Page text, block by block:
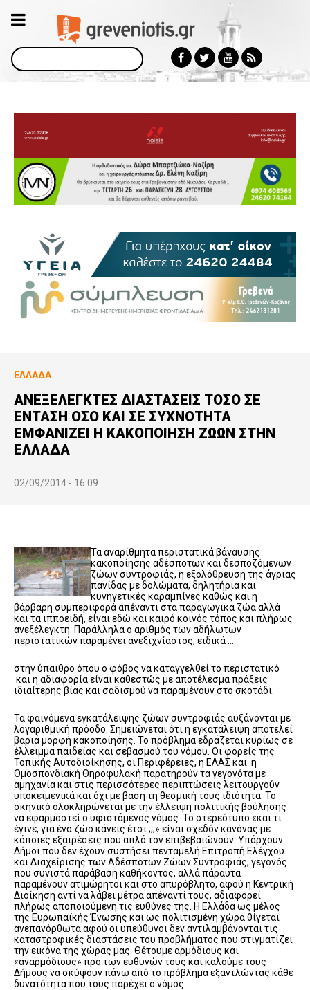
Αναζήτηση
ΕΛΛΆΔΑ
ΑΝΕΞΕΛΕΓΚΤΕΣ ΔΙΑΣΤΑΣΕΙΣ ΤΟΣΟ ΣΕ
ΕΝΤΑΣΗ ΟΣΟ ΚΑΙ ΣΕ ΣΥΧΝΟΤΗΤΑ
ΕΜΦΑΝΙΖΕΙ Η ΚΑΚΟΠΟΙΗΣΗ ΖΩΩΝ ΣΤΗΝ
ΕΛΛΑΔΑ
02/09/2014 - 16:09
Τα αναρίθμητα περιστατικά βάναυσης
κακοποίησης αδέσποτων και δεσποζόμενων
ζώων συντροφιάς, η εξολόθρευση της άγριας
πανίδας με δολώματα, δηλητήρια και
κυνηγετικές καραμπίνες καθώς και η
βάρβαρη συμπεριφορά απέναντι στα παραγωγικά ζώα αλλά
και τα ιπποειδή, είναι εδώ και καιρό κοινός τόπος και πλήρως
ανεξέλεγκτη. Παράλληλα ο αριθμός των αδήλωτων
περιστατικών παραμένει ανεξιχνίαστος, ειδικά …
στην ύπαιθρο όπου ο φόβος να καταγγελθεί το περιστατικό
και η αδιαφορία είναι καθεστώς με αποτέλεσμα πράξεις
ιδιαίτερης βίας και σαδισμού να παραμένουν στο σκοτάδι.
Τα φαινόμενα εγκατάλειψης ζώων συντροφιάς αυξάνονται με
λογαριθμική πρόοδο. Σημειώνεται ότι η εγκατάλειψη αποτελεί
βαριά μορφή κακοποίησης. Το πρόβλημα εδράζεται κυρίως σε
έλλειμμα παιδείας και σεβασμού του νόμου. Οι φορείς της
Τοπικής Αυτοδιοίκησης, οι Περιφέρειες, η ΕΛΑΣ και η
Ομοσπονδιακή Θηροφυλακή παρατηρούν τα γεγονότα με
αμηχανία και στις περισσότερες περιπτώσεις λειτουργούν
υποκειμενικά και όχι με βάση τη θεσμική τους ιδιότητα. Το
σκηνικό ολοκληρώνεται με την έλλειψη πολιτικής βούλησης
να εφαρμοστεί ο υφιστάμενος νόμος. Το στερεότυπο «και τι
έγινε, για ένα ζώο κάνεις έτσι ;;;» είναι σχεδόν κανόνας με
κάποιες εξαιρέσεις που απλά τον επιβεβαιώνουν. Υπάρχουν
Δήμοι που δεν έχουν συστήσει πενταμελή Επιτροπή Ελέγχου
και Διαχείρισης των Αδέσποτων Ζώων Συντροφιάς, γεγονός
που συνιστά παράβαση καθήκοντος, αλλά πάραυτα
παραμένουν ατιμώρητοι και στο απυρόβλητο, αφού η Κεντρική
Διοίκηση αντί να λάβει μέτρα απέναντί τους, αδιαφορεί
πλήρως αποποιούμενη τις ευθύνες της. Η Ελλάδα ως μέλος
της Ευρωπαϊκής Ένωσης και ως πολιτισμένη χώρα θίγεται
ανεπανόρθωτα αφού οι υπεύθυνοι δεν αντιλαμβάνονται τις
καταστροφικές διαστάσεις του προβλήματος που στιγματίζει
την εικόνα της χώρας μας. Θέτουμε αρμόδιους και
«αναρμόδιους» προ των ευθυνών τους και καλούμε τους
Δήμους να σκύψουν πάνω από το πρόβλημα εξαντλώντας κάθε
δυνατότητα που τους παρέχει ο νόμος.